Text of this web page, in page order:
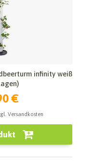
infinity weiß
€
Versandkosten